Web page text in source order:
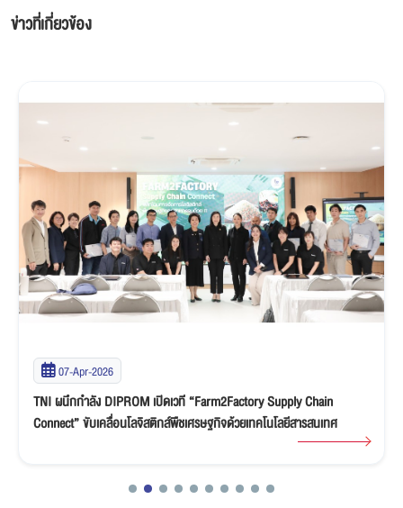
ข่าวที่เกี่ยวข้อง
19-Jun-2025
สถาบันเทคโนโลยีไทย-ญี่ปุ่น เปิดตัว “ห้อง Immersive” ยกระดับการเรียนรู้
สู่โลกเสมือนจริงด้วยเทคโนโลยีล้ำสมัย